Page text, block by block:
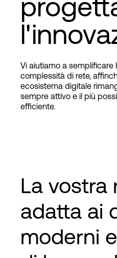
Chi Siamo
Accesso
Vi aiutiamo a semplificare
complessità di rete,
ecosistema digitale
sempre attivo e il più
efficiente.
La vostra
adatta ai
moderni